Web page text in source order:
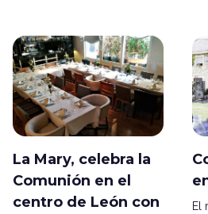
La Mary, celebra la
Comunión en el
centro de León con
El